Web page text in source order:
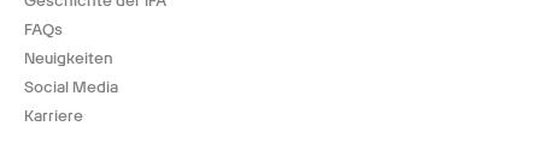
FAQs
Neuigkeiten
Social Media
Karriere